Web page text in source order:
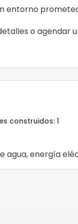
entorno
o agendar
construidos: 1
agua, energía